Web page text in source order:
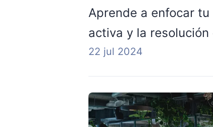
Aprende a enfocar
activa y la
22 jul 2024